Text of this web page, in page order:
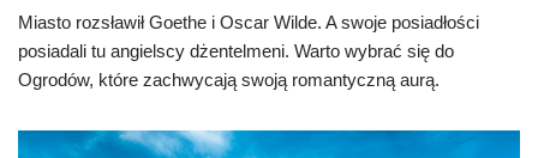
Miasto rozsławił Goethe i Oscar Wilde. A swoje posiadłości
posiadali tu angielscy dżentelmeni. Warto wybrać się do
Ogrodów, które zachwycają swoją romantyczną aurą.